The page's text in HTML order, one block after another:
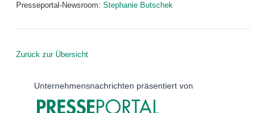
Presseportal-Newsroom: Stephanie Butschek
Zurück zur Übersicht
Unternehmensnachrichten präsentiert von